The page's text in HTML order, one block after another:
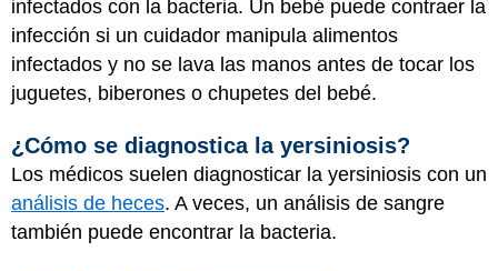
infectados con la bacteria. Un bebé puede contraer la
infección si un cuidador manipula alimentos
infectados y no se lava las manos antes de tocar los
juguetes, biberones o chupetes del bebé.
¿Cómo se diagnostica la yersiniosis?
Los médicos suelen diagnosticar la yersiniosis con un
análisis de heces. A veces, un análisis de sangre
también puede encontrar la bacteria.